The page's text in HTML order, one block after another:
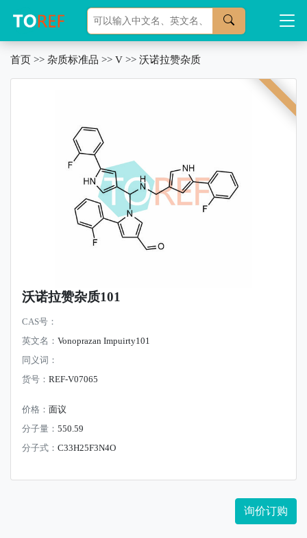
首页 >> 杂质标准品 >> V >> 沃诺拉赞杂质
沃诺拉赞杂质101
CAS号：
英文名： Vonoprazan Impuirty101
同义词：
货号： REF-V07065
价格： 面议
分子量： 550.59
分子式： C33H25F3N4O
询价订购